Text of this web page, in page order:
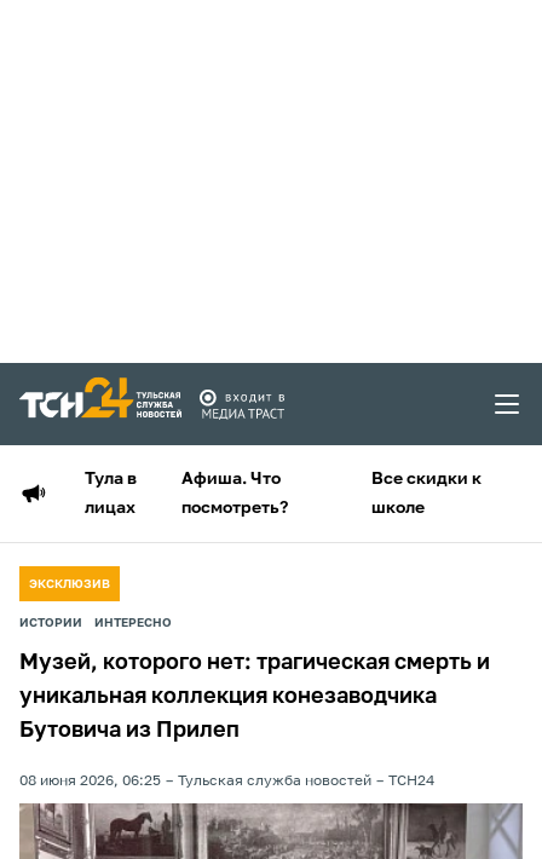
Тула в
лицах
Афиша. Что
посмотреть?
Все скидки к
школе
ЭКСКЛЮЗИВ
ИСТОРИИ ИНТЕРЕСНО
Музей, которого нет: трагическая смерть и
уникальная коллекция конезаводчика
Бутовича из Прилеп
08 июня 2026, 06:25 Тульская служба новостей ТСН24